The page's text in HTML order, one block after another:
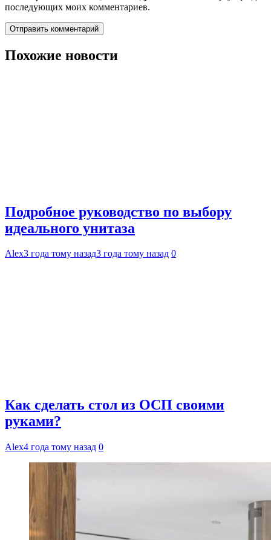
последующих моих комментариев.
Похожие новости
Подробное руководство по выбору
идеального унитаза
Alex3 года тому назад3 года тому назад 0
Как сделать стол из ОСП своими
руками?
Alex4 года тому назад 0